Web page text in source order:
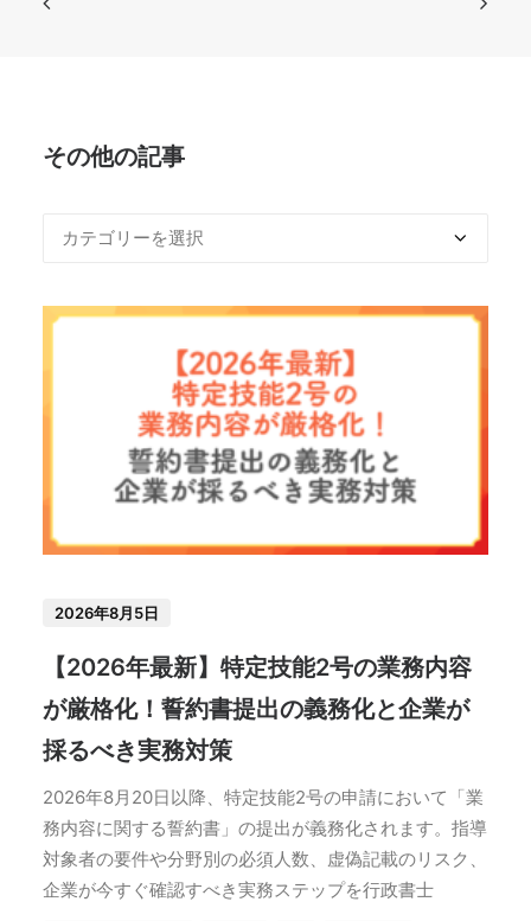
その他の記事
2026年8月5日
【2026年最新】特定技能2号の業務内容
が厳格化！誓約書提出の義務化と企業が
採るべき実務対策
2026年8月20日以降、特定技能2号の申請において「業
務内容に関する誓約書」の提出が義務化されます。指導
対象者の要件や分野別の必須人数、虚偽記載のリスク、
企業が今すぐ確認すべき実務ステップを行政書士